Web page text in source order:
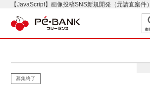
【JavaScript】画像投稿SNS新規開発（元請直案件）
募集終了